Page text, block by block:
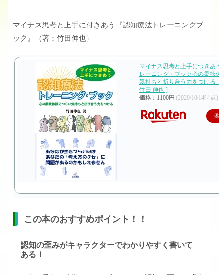
マイナス思考と上手に付きあう『認知療法トレーニングブ
ック』（著：竹田伸也）
マイナス思考と上手につきあ
レーニング・ブック心の柔軟
気持ちと折り合う力をつける
竹田 伸也 ]
価格：1100円 (2020/10/14時点)
この本のおすすめポイント！！
認知の歪みがキャラクターでわかりやすく書いて
ある！